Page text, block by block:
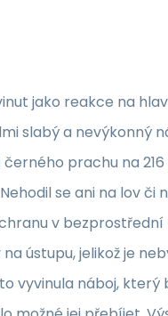
jako reakce na
slabý a nevýkonný
prachu na
se ani na lov či
v
ústupu, jelikož je
vyvinula náboj, který